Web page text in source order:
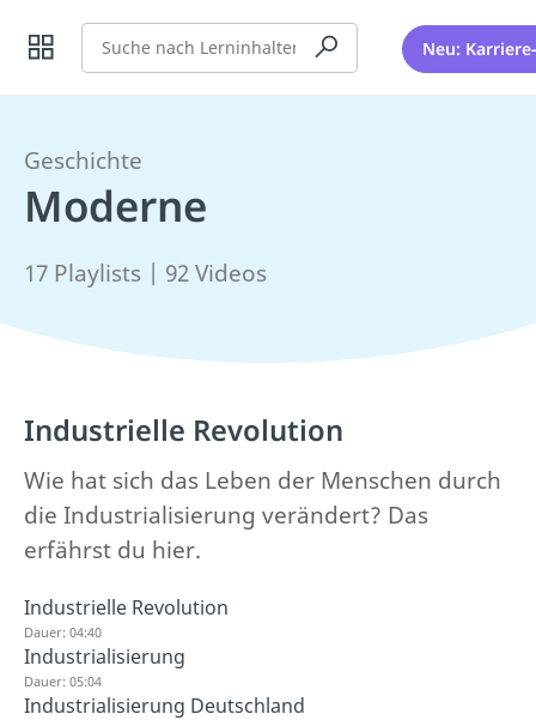
Suche Neu:
Geschichte
Moderne
17 Playlists | 92 Videos
Industrielle Revolution
Wie hat sich das Leben der Menschen durch
die Industrialisierung verändert? Das
erfährst du hier.
Industrielle Revolution
Dauer: 04:40
Industrialisierung
Dauer: 05:04
Industrialisierung Deutschland